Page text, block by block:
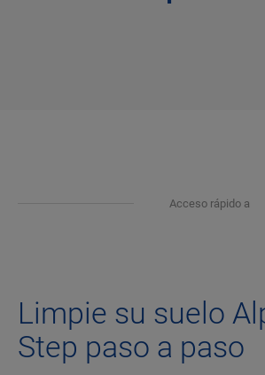
Acceso rápido a
Limpie su suelo
Step paso a paso